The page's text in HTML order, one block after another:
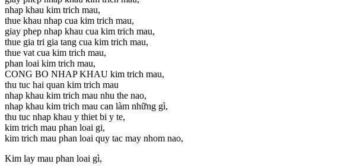
nhap khau kim trich mau,
thue khau nhap cua kim trich mau,
giay phep nhap khau cua kim trich mau,
thue gia tri gia tang cua kim trich mau,
thue vat cua kim trich mau,
phan loai kim trich mau,
CONG BO NHAP KHAU kim trich mau,
thu tuc hai quan kim trich mau
nhap khau kim trich mau nhu the nao,
nhap khau kim trich mau can làm những gì,
thu tuc nhap khau y thiet bi y te,
kim trich mau phan loai gi,
kim trich mau phan loai quy tac may nhom nao,
Kim lay mau phan loai gì,